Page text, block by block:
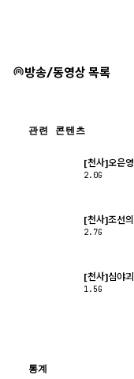
방송/동영상 목록
관련 콘텐츠
[천사]오은
2.0G
[천사]조선
2.7G
[천사]심야
1.5G
통계